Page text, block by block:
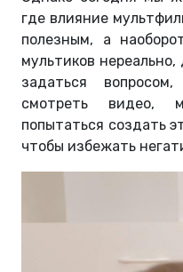
где влияние
полезным, а
мультиков
задаться
смотреть видео,
попытаться создать
чтобы избежать